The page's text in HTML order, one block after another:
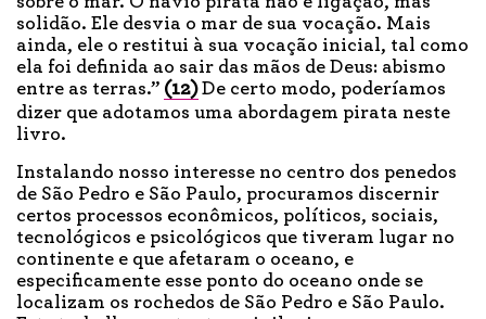
solidão. Ele desvia o mar de sua vocação. Mais
ainda, ele o restitui à sua vocação inicial, tal como
ela foi definida ao sair das mãos de Deus: abismo
entre as terras.” (12)De certo modo, poderíamos
dizer que adotamos uma abordagem pirata neste
livro.
Instalando nosso interesse no centro dos penedos
de São Pedro e São Paulo, procuramos discernir
certos processos econômicos, políticos, sociais,
tecnológicos e psicológicos que tiveram lugar no
continente e que afetaram o oceano, e
especificamente esse ponto do oceano onde se
localizam os rochedos de São Pedro e São Paulo.